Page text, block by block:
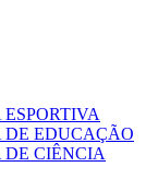
DE EDUCAÇÃO
DE CIÊNCIA